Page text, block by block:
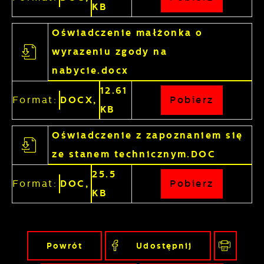
KB
Oświadczenie małżonka o
wyrazeniu zgody na
nabycie.docx
Format: DOCX,
12.61
KB
Pobierz
Oświadczenie z zapoznaniem się
ze stanem technicznym.DOC
Format: DOC,
25.5
KB
Pobierz
Powrót Udostępnij